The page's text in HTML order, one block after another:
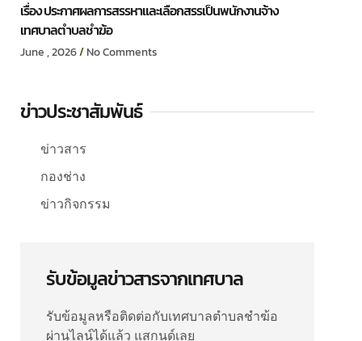
เรื่อง ประกาศผลการสรรหาและเลือกสรรเป็นพนักงานจ้าง
เทศบาลตำบลชำฆ้อ
June , 2026 No Comments
ข่าวประชาสัมพันธ์
ข่าวสาร
กองช่าง
ข่าวกิจกรรม
รับข้อมูลข่าวสารจากเทศบาล
รับข้อมูลหรือติดต่อกับเทศบาลตำบลชำฆ้อ
ผ่านไลน์ได้แล้ว แสกนด์เลย